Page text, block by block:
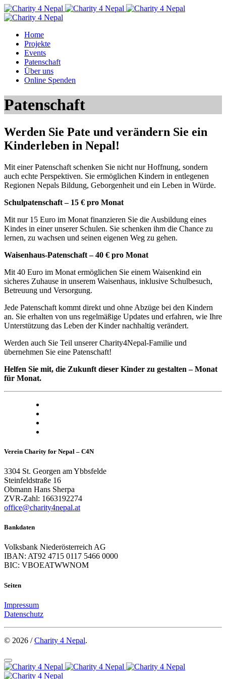
Home
Projekte
Events
Patenschaft
Über uns
Online Spenden
Patenschaft
Werden Sie Pate und verändern Sie ein
Kinderleben in Nepal!
Mit einer Patenschaft schenken Sie nicht nur Hoffnung, sondern
auch echte Perspektiven. Sie ermöglichen Kindern in entlegenen
Regionen Nepals Bildung, Geborgenheit und ein Leben in Würde.
Schulpatenschaft – 15 € pro Monat
Mit nur 15 Euro im Monat finanzieren Sie die Ausbildung eines
Kindes in einer unserer Schulen. Sie schenken ihm die Chance zu
lernen, zu wachsen und seinen eigenen Weg zu gehen.
Waisenhaus-Patenschaft – 40 € pro Monat
Mit 40 Euro im Monat ermöglichen Sie einem Waisenkind ein
sicheres Zuhause in unserem Waisenhaus, inklusive Schulbesuch,
Betreuung und Versorgung.
Jede Patenschaft kommt direkt und ohne Abzüge bei den Kindern
an. Sie erhalten von uns regelmäßige Updates und erfahren, wie Ihre
Unterstützung das Leben der Kinder nachhaltig verändert.
Werden auch Sie Teil unserer Charity4Nepal-Familie und
übernehmen Sie eine Patenschaft!
Helfen Sie mit, die Zukunft dieser Kinder zu gestalten – Monat
für Monat.
Verein Charity for Nepal – C4N
3304 St. Georgen am Ybbsfelde
Steinfeldstraße 16
Obmann Hans Sherpa
ZVR-Zahl: 1663192274
office@charity4nepal.at
Bankdaten
Volksbank Niederösterreich AG
IBAN: AT92 4715 0117 5466 0000
BIC: VBOEATWWNOM
Seiten
Impressum
Datenschutz
© 2026 /Charity 4 Nepal.